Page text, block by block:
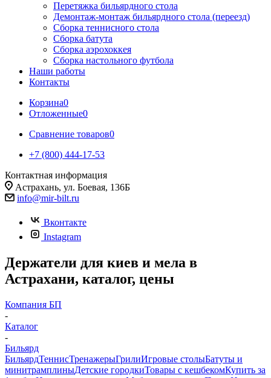
Перетяжка бильярдного стола
Демонтаж-монтаж бильярдного стола (переезд)
Сборка теннисного стола
Сборка батута
Сборка аэрохоккея
Сборка настольного футбола
Наши работы
Контакты
Корзина0
Отложенные0
Сравнение товаров0
+7 (800) 444-17-53
Контактная информация
Астрахань, ул. Боевая, 136Б
info@mir-bilt.ru
Вконтакте
Instagram
Держатели для киев и мела в
Астрахани, каталог, цены
Компания БП
-
Каталог
-
Бильярд
БильярдТеннисТренажерыГрилиИгровые столыБатуты и
минитрамплиныДетские городкиТовары с кешбекомКупить за